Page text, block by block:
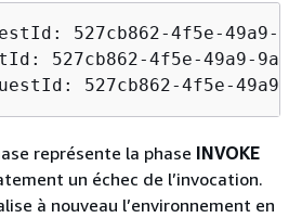
527cb862-4f5e-49a9-
527cb862-4f5e-49a9-
527cb862-4f5e-
représente la phase INVOKE
un échec de l’invocation.
à nouveau l’environnement en